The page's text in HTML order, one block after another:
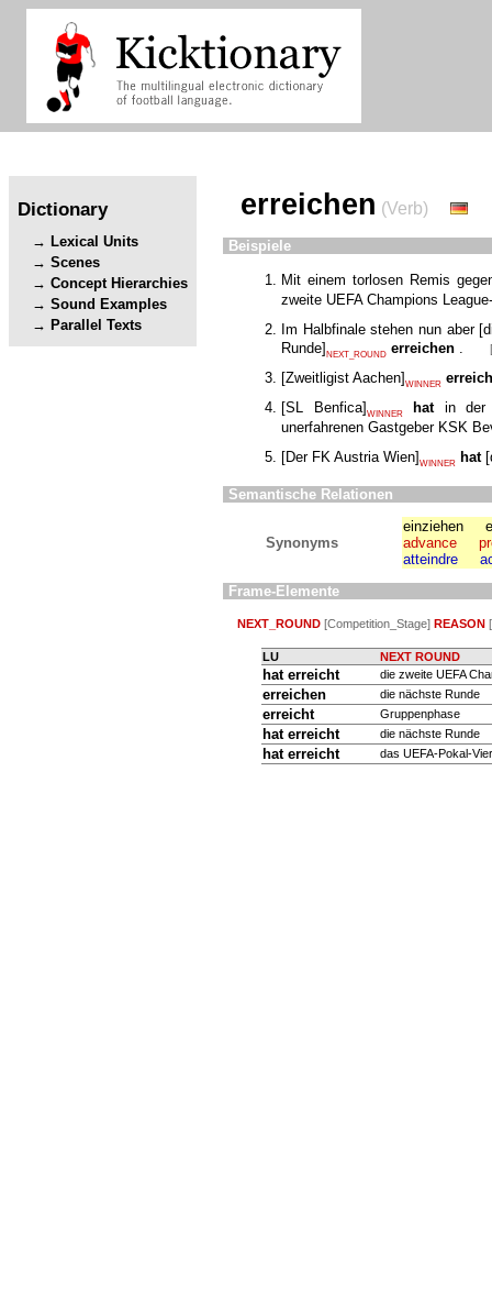
Dictionary
Lexical Units
Scenes
Concept Hierarchies
Sound Examples
Parallel Texts
erreichen (Verb)
Beispiele
Mit einem torlosen Remis
zweite UEFA Champions
Im Halbfinale stehen nun aber [
Runde] NEXT_ROUND erreichen .
[Zweitligist Aachen] WINNER
[SL Benfica] WINNER hatin der
unerfahrenen Gastgeber KSK
[Der FK Austria Wien] WINNER hat [
Semantische Relationen
Synonyms
einziehen
advance
atteindre
Frame-Elemente
NEXT_ROUND [Competition_Stage] REASON
LU NEXT ROUND
hat erreicht die zweite UEFA
erreichen die nächste Runde
erreicht Gruppenphase
hat erreicht die nächste Runde
hat erreicht das UEFA-Pokal-